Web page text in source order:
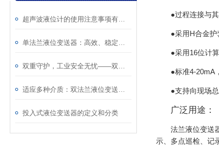
投入式液位变送器的定义和分类
●过程连接与
●采用H合金
●采用16位计
●标准4-20mA
●支持向现场
广泛用途：
法兰液位变送
示、多点巡检、记